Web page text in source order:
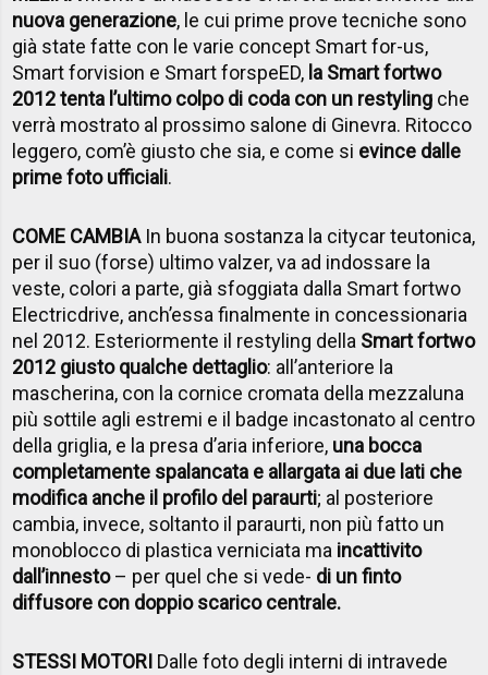
nuova generazione, le cui prime prove tecniche sono
già state fatte con le varie concept Smart for-us,
Smart forvision e Smart forspeED, la Smart fortwo
2012 tenta l’ultimo colpo di coda con un restyling che
verrà mostrato al prossimo salone di Ginevra. Ritocco
leggero, com’è giusto che sia, e come si evince dalle
prime foto ufficiali.
COME CAMBIAIn buona sostanza la citycar teutonica,
per il suo (forse) ultimo valzer, va ad indossare la
veste, colori a parte, già sfoggiata dalla Smart fortwo
Electricdrive, anch’essa finalmente in concessionaria
nel 2012. Esteriormente il restyling della Smart fortwo
2012 giusto qualche dettaglio: all’anteriore la
mascherina, con la cornice cromata della mezzaluna
più sottile agli estremi e il badge incastonato al centro
della griglia, e la presa d’aria inferiore, una bocca
completamente spalancata e allargata ai due lati che
modifica anche il profilo del paraurti; al posteriore
cambia, invece, soltanto il paraurti, non più fatto un
monoblocco di plastica verniciata ma incattivito
dall’innesto– per quel che si vede- di un finto
diffusore con doppio scarico centrale.
STESSI MOTORI Dalle foto degli interni di intravede